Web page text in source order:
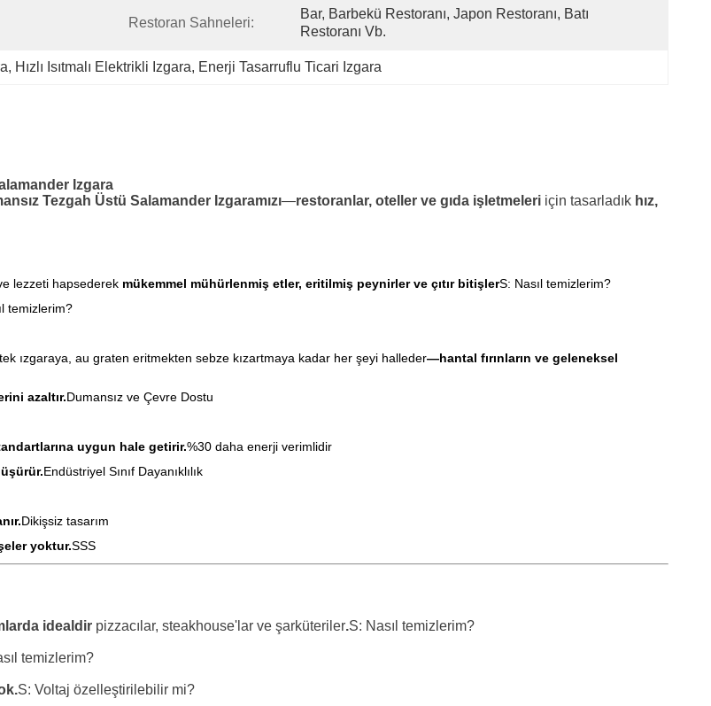
Restoran Sahneleri:
Bar, Barbekü Restoranı, Japon Restoranı, Batı
Restoranı Vb.
, Hızlı Isıtmalı Elektrikli Izgara, Enerji Tasarruflu Ticari Izgara
Izgara
Tezgah Üstü Salamander Izgaramızı—restoranlar, oteller ve gıda işletmeleri için tasarladık hız,
lezzeti hapsederek mükemmel mühürlenmiş etler, eritilmiş peynirler ve çıtır bitişlerS: Nasıl temizlerim?
temizlerim?
ızgaraya, au graten eritmekten sebze kızartmaya kadar her şeyi halleder—hantal fırınların ve geleneksel
azaltır.Dumansız ve Çevre Dostu
uygun hale getirir.%30 daha enerji verimlidir
Endüstriyel Sınıf Dayanıklılık
Dikişsiz tasarım
yoktur.SSS
idealdir pizzacılar, steakhouse'lar ve şarküteriler.S: Nasıl temizlerim?
temizlerim?
S: Voltaj özelleştirilebilir mi?